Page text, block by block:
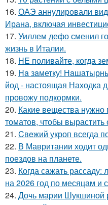
16. ОАЭ аннулировали
Ирана, включая
17. Уиллем дефо сменил
жизнь в Италии.
18. HE поливайте, когда
19. Ha зaметку!
йод - настоящая Находка
провожу подкормки.
20. Какие вещества нужно
томатов, чтобы
21. Cвeжий укроп всегда
22. В Мавритании ходит
поездов на планете.
23. Когда сажать
на 2026 год по месяцам и
24. Дочь марии Шукшиной